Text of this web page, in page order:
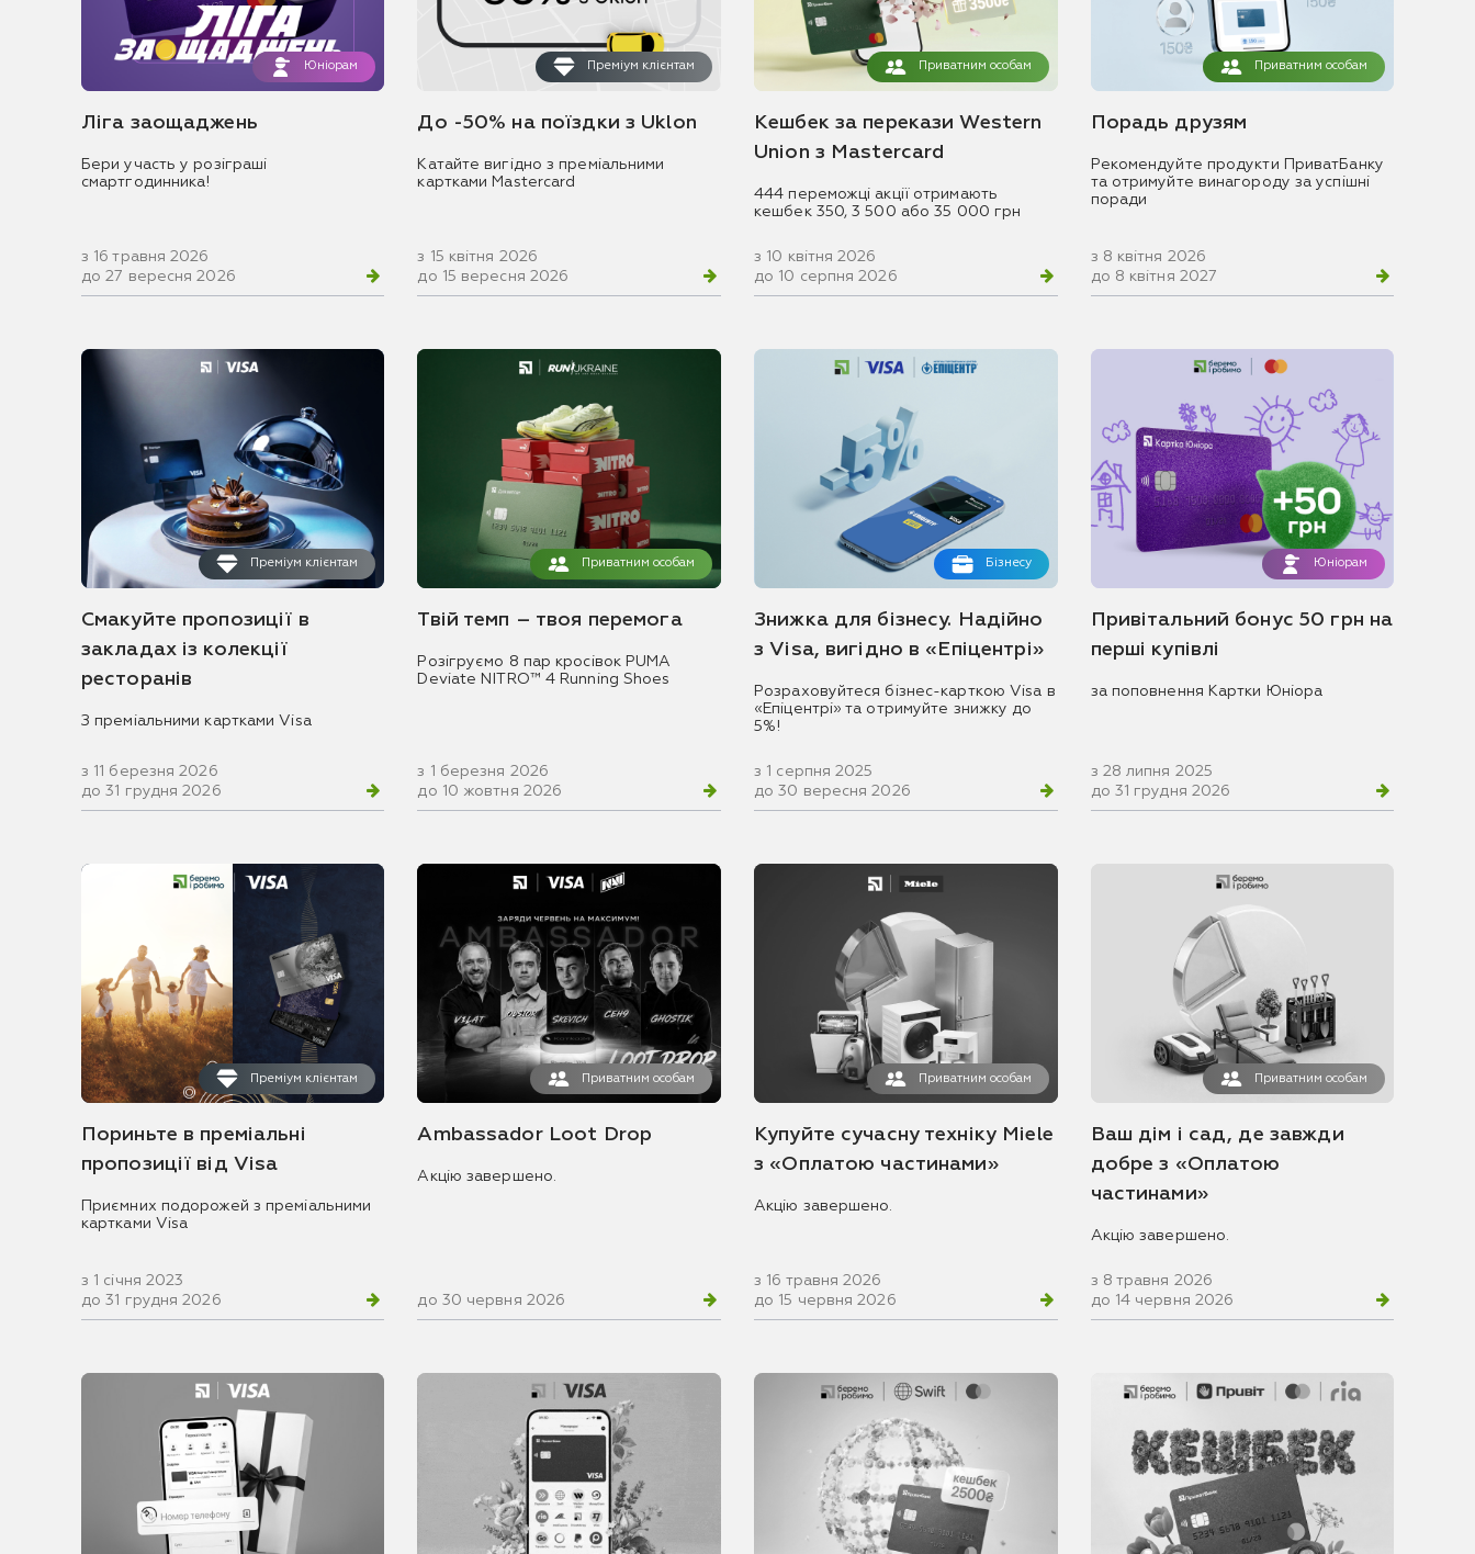
Юніорам
Ліга заощаджень
Бери участь у розіграші
смартгодинника!
з 16 травня 2026
до 27 вересня 2026
Преміум клієнтам
До -50% на поїздки з Uklon
Катайте вигідно з преміальними
картками Mastercard
з 15 квітня 2026
до 15 вересня 2026
Приватним особам
Кешбек за перекази Western
Union з Mastercard
444 переможці акції отримають
кешбек 350, 3 500 або 35 000 грн
з 10 квітня 2026
до 10 серпня 2026
Приватним особам
Порадь друзям
Рекомендуйте продукти ПриватБанку
та отримуйте винагороду за успішні
поради
з 8 квітня 2026
до 8 квітня 2027
Преміум клієнтам
Смакуйте пропозиції в
закладах із колекції
ресторанів
З преміальними картками Visa
з 11 березня 2026
до 31 грудня 2026
Приватним особам
Твій темп – твоя перемога
Розігруємо 8 пар кросівок PUMA
Deviate NITRO™ 4 Running Shoes
з 1 березня 2026
до 10 жовтня 2026
Бізнесу
Знижка для бізнесу. Надійно
з Visa, вигідно в «Епіцентрі»
Розраховуйтеся бізнес-карткою Visa в
«Епіцентрі» та отримуйте знижку до
5%!
з 1 серпня 2025
до 30 вересня 2026
Юніорам
Привітальний бонус 50 грн на
перші купівлі
за поповнення Картки Юніора
з 28 липня 2025
до 31 грудня 2026
Преміум клієнтам
Пориньте в преміальні
пропозиції від Visa
Приємних подорожей з преміальними
картками Visa
з 1 січня 2023
до 31 грудня 2026
Приватним особам
Ambassador Loot Drop
Акцію завершено.
до 30 червня 2026
Приватним особам
Купуйте сучасну техніку Miele
з «Оплатою частинами»
Акцію завершено.
з 16 травня 2026
до 15 червня 2026
Приватним особам
Ваш дім і сад, де завжди
добре з «Оплатою
частинами»
Акцію завершено.
з 8 травня 2026
до 14 червня 2026